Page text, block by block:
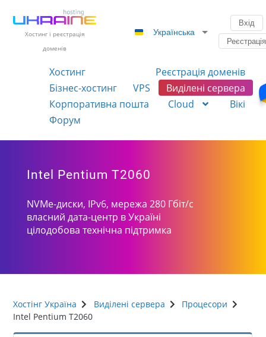
Хостинг і реєстрація
доменів
Українська
Вхід
Реєстрація
Хостинг
Реєстрація доменів
Бізнес-хостинг
VPS
Виділені сервера
Корпоративна пошта
Cloud
Вікі
Форум
Intel Pentium T2060
NVMe-диски, IPv6, мережа 280 Гбіт/с
власний дата-центр в Україні
цілодобова технічна підтримка
Хостінг Україна Виділені сервера
Процесори
Intel Pentium T2060